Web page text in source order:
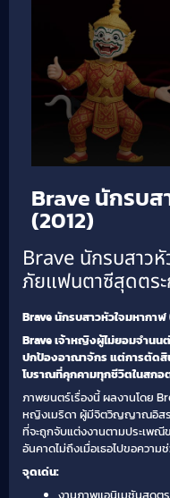
Brave นักรบส
(2012)
Brave นักรบสาว
ภัยแฟนตาซีสุดตร
Brave นักรบสาวหัวใจมหากา
Braveเจ้าหญิงผู้ไม่ยอมจำนน
ปกป้องอาณาจักร แต่การตัด
โบราณที่คุกคามทุกชีวิตในสก
ภาพยนตร์เรื่องนี้ ผลงานโดย
หญิงเมริดา ผู้มีจิตวิญญาณอิสร
ที่จะถูกจับแต่งงานตามประเพ
อันคาดไม่ถึงเมื่อเธอไปขอควา
จุดเด่น: